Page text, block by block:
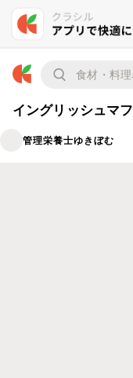
イングリッシュマ
管理栄養士ゆきぼむ